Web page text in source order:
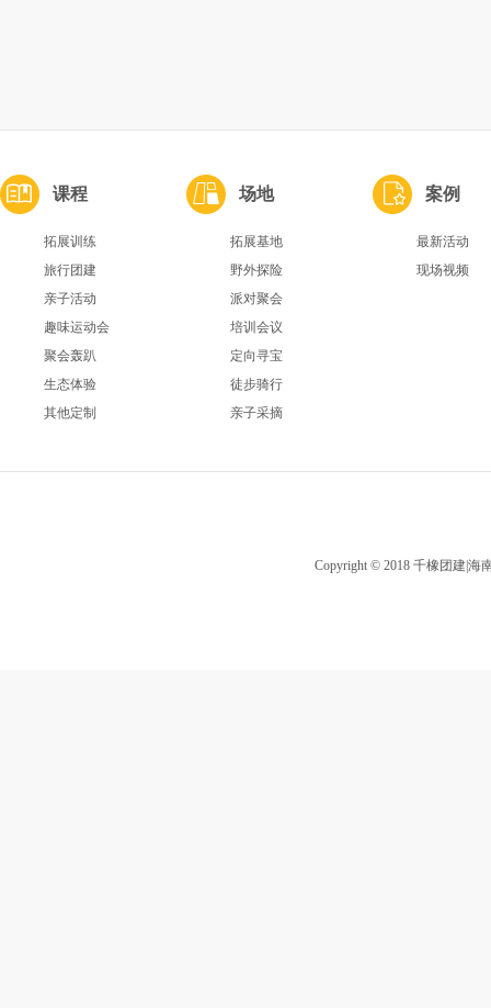
课程
拓展训练
旅行团建
亲子活动
趣味运动会
聚会轰趴
生态体验
其他定制
场地
拓展基地
野外探险
派对聚会
培训会议
定向寻宝
徒步骑行
亲子采摘
案例
最新活动
现场视频
Copyright © 2018 千橡团建|